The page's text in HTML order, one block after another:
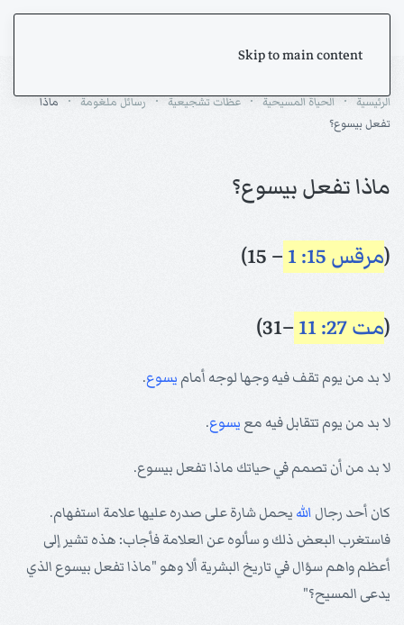
Skip to main content
الرئيسية الحياة المسيحية عظات تشجيعية رسائل ملغومة
ماذا
تفعل بيسوع؟
ماذا تفعل بيسوع؟
(مرقس 15: 1 – 15)
(مت 27: 11 –31)
لا بد من يوم تقف فيه وجها لوجه أمام يسوع.
لا بد من يوم تتقابل فيه مع يسوع.
لا بد من أن تصمم في حياتك ماذا تفعل بيسوع.
كان أحد رجال الله يحمل شارة على صدره عليها علامة استفهام.
فاستغرب البعض ذلك و سألوه عن العلامة فأجاب: هذه تشير إلى
أعظم واهم سؤال في تاريخ البشرية ألا وهو "ماذا تفعل بيسوع الذي
يدعى المسيح؟"